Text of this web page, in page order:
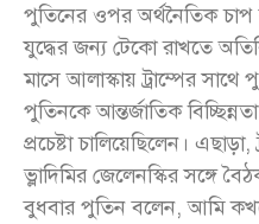
পুতিনের ওপর অর্থনৈতিক চাপ
যুদ্ধের জন্য টেকো রাখতে
মাসে আলাস্কায় ট্রাম্পের
পুতিনকে আন্তর্জাতিক
প্রচেষ্টা চালিয়েছিলেন।
ভ্লাদিমির জেলেনস্কির সঙ্গে
বুধবার পুতিন বলেন, আমি